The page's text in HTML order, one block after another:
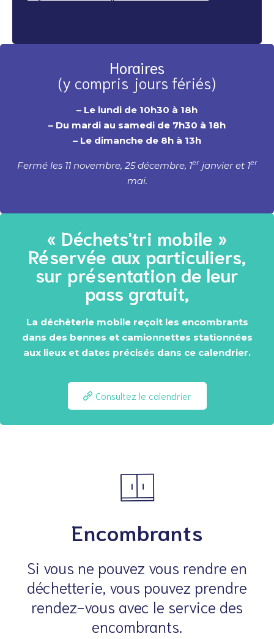
Horaires
(y compris jours fériés)
– Le lundi de 10h30 à 18h
– Du mardi au samedi de 7h30 à 18h
– Le dimanche de 8h à 13h
Fermé les 11 novembre, 25 décembre, 1erjanvier et 1er
mai.
« Déchets'tri mobile »
Réservée aux particuliers,
sur présentation de leur
pass gratuit,
La déchèterie mobile reçoit les encombrants
dans des bennes et camionnettes stationnées
aux lieux et dates précisés dans ce calendrier.
Consultez le calendrier
Encombrants
Si vous ne pouvez vous rendre en
déchetterie, vous pouvez prendre
rendez-vous avec le service des
encombrants.